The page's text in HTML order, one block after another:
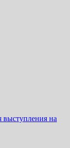
выступления на